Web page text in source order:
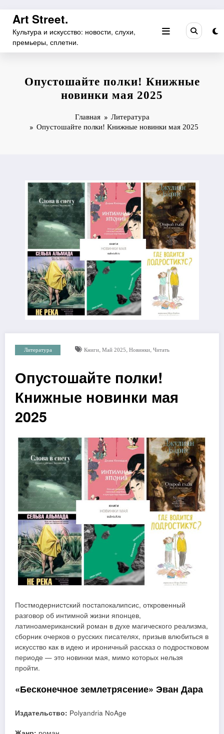
Перейти
содержимому
Art Street.
Культура и искусство: новости, слухи,
премьеры, сплетни.
Опустошайте полки! Книжные
новинки мая 2025
Главная
Литература
Опустошайте полки! Книжные новинки мая 2025
Литература Книги, Май 2025, Новинки, Читать
Опустошайте полки!
Книжные новинки мая
2025
Постмодернистский постапокалипсис, откровенный
разговор об интимной жизни японцев,
латиноамериканский роман в духе магического реализма,
сборник очерков о русских писателях, призыв влюбиться в
искусство как в идею и ироничный рассказ о подростковом
периоде — это новинки мая, мимо которых нельзя
пройти.
«Бесконечное землетрясение» Эван Дара
Издательство: Polyandria NoAge